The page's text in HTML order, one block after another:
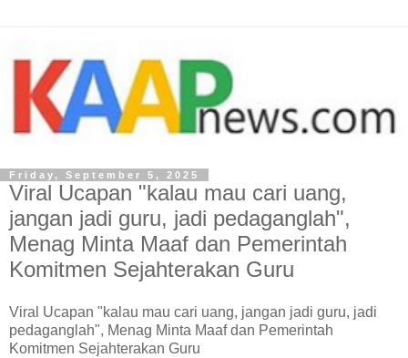
Friday, September 5, 2025
Viral Ucapan "kalau mau cari uang,
jangan jadi guru, jadi pedaganglah",
Menag Minta Maaf dan Pemerintah
Komitmen Sejahterakan Guru
Viral Ucapan "kalau mau cari uang, jangan jadi guru, jadi
pedaganglah", Menag Minta Maaf dan Pemerintah
Komitmen Sejahterakan Guru